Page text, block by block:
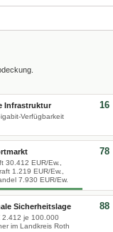
Infrastruktur
Verfügbarkeit
16
30.412 EUR/Ew.,
1.219 EUR/Ew.,
7.930 EUR/Ew.
78
Sicherheitslage
2.412 je 100.000
im Landkreis Roth
88